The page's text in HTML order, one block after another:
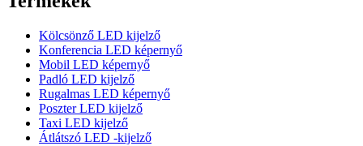
Kölcsönző LED kijelző
Konferencia LED képernyő
Mobil LED képernyő
Padló LED kijelző
Rugalmas LED képernyő
Poszter LED kijelző
Taxi LED kijelző
Átlátszó LED -kijelző